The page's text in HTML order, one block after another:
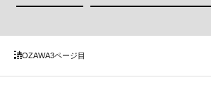
OZAWA3ページ目